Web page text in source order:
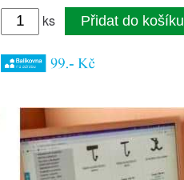
ks
Přidat do košíku